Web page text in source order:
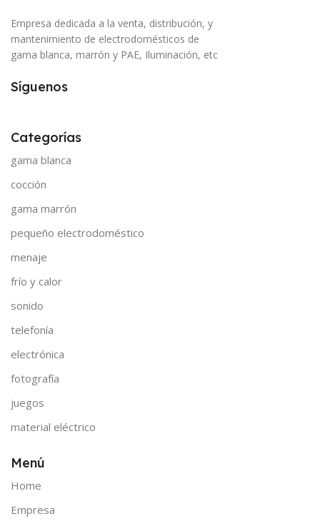
Empresa dedicada a la venta, distribución, y
mantenimiento de electrodomésticos de
gama blanca, marrón y PAE, Iluminación, etc
Síguenos
Categorías
gama blanca
cocción
gama marrón
pequeño electrodoméstico
menaje
frío y calor
sonido
telefonía
electrónica
fotografía
juegos
material eléctrico
Menú
Home
Empresa